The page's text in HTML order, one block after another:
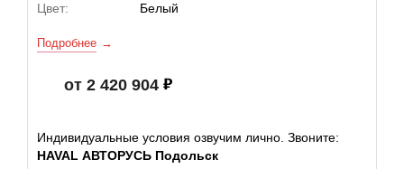
Цвет:
Белый
Подробнее
от 2 420 904
Индивидуальные условия озвучим лично. Звоните:
HAVAL АВТОРУСЬ Подольск